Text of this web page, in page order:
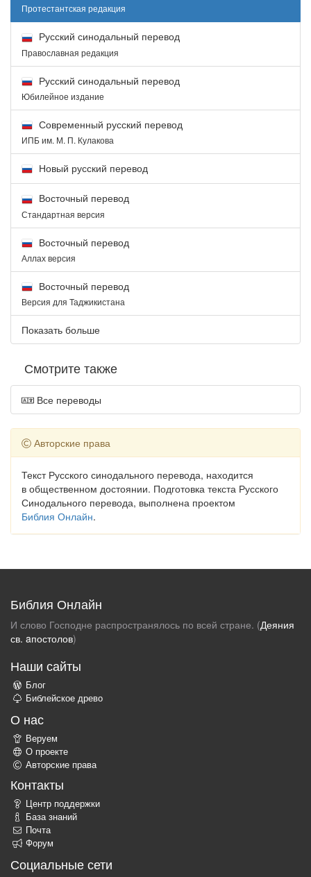
Протестантская редакция
Русский синодальный перевод
Православная редакция
Русский синодальный перевод
Юбилейное издание
Современный русский перевод
ИПБ им. М. П. Кулакова
Новый русский перевод
Восточный перевод
Стандартная версия
Восточный перевод
Аллах версия
Восточный перевод
Версия для Таджикистана
Показать больше
Смотрите также
Все переводы
Авторские права
Текст Русского синодального перевода, находится
в общественном достоянии. Подготовка текста Русского
Синодального перевода, выполнена проектом
Библия Онлайн.
Библия Онлайн
И слово Господне распространялось по всей стране. (Деяния
св. aпостолов)
Наши сайты
Блог
Библейское древо
О нас
Веруем
О проекте
Авторские права
Контакты
Центр поддержки
База знаний
Почта
Форум
Социальные сети